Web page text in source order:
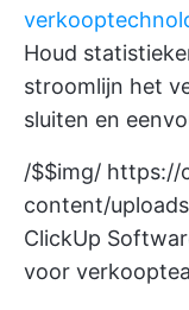
Houd
stroomlijn het
sluiten en
/$$img/ https://
content/
ClickUp
voor